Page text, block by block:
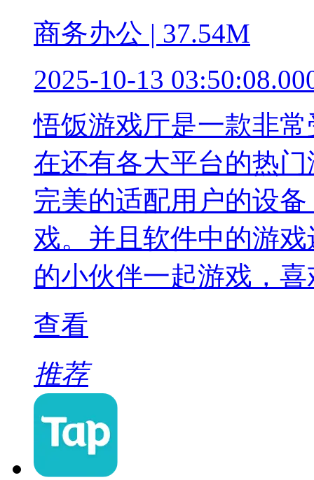
商务办公 | 37.54M
2025-10-13
悟饭游戏厅是一款非
在还有各大平台的热
完美的适配用户的设
戏。并且软件中的游
的小伙伴一起游戏，
查看
推荐